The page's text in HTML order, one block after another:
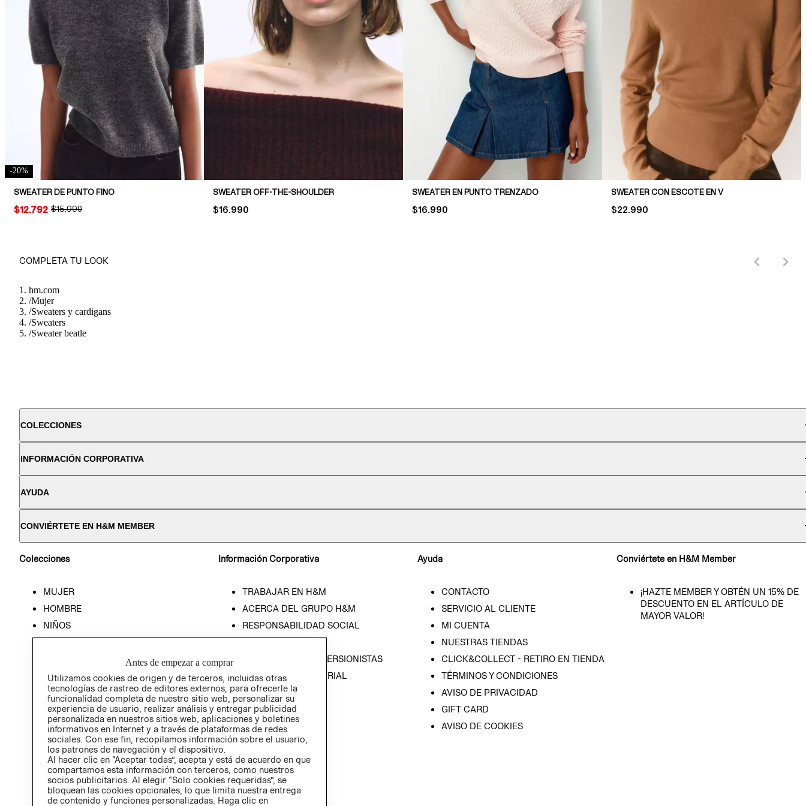
-20%
SWEATER DE PUNTO FINO
ORIGINAL PRICE:
$15.990
PRICE:
$12.792
SWEATER OFF-THE-SHOULDER
PRICE:
$16.990
SWEATER EN PUNTO TRENZADO
PRICE:
$16.990
SWEATER CON ESCOTE EN V
PRICE:
$22.990
COMPLETA TU LOOK
hm.com
/Mujer
/Sweaters y cardigans
/Sweaters
/Sweater beatle
COLECCIONES
INFORMACIÓN CORPORATIVA
AYUDA
CONVIÉRTETE EN H&M MEMBER
Colecciones
MUJER
HOMBRE
NIÑOS
Información Corporativa
TRABAJAR EN H&M
ACERCA DEL GRUPO H&M
RESPONSABILIDAD SOCIAL
RELACIÓN CON INVERSIONISTAS
POLÍTICA EMPRESARIAL
Ayuda
CONTACTO
SERVICIO AL CLIENTE
MI CUENTA
NUESTRAS TIENDAS
CLICK&COLLECT - RETIRO EN TIENDA
TÉRMINOS Y CONDICIONES
AVISO DE PRIVACIDAD
GIFT CARD
AVISO DE COOKIES
Conviértete en H&M Member
¡HAZTE MEMBER Y OBTÉN UN 15% DE
DESCUENTO EN EL ARTÍCULO DE
MAYOR VALOR!
Antes de empezar a comprar
Utilizamos cookies de origen y de terceros, incluidas otras
tecnologías de rastreo de editores externos, para ofrecerle la
funcionalidad completa de nuestro sitio web, personalizar su
experiencia de usuario, realizar análisis y entregar publicidad
personalizada en nuestros sitios web, aplicaciones y boletines
informativos en Internet y a través de plataformas de redes
sociales. Con ese fin, recopilamos información sobre el usuario,
los patrones de navegación y el dispositivo.
Al hacer clic en “Aceptar todas”, acepta y está de acuerdo en que
compartamos esta información con terceros, como nuestros
socios publicitarios. Al elegir “Solo cookies requeridas”, se
bloquean las cookies opcionales, lo que limita nuestra entrega
de contenido y funciones personalizadas. Haga clic en